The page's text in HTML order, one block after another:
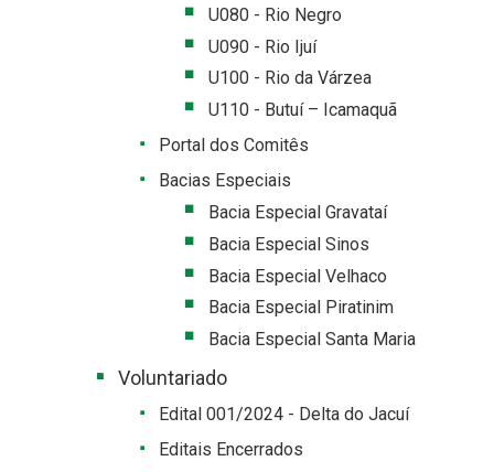
U080 - Rio Negro
U090 - Rio Ijuí
U100 - Rio da Várzea
U110 - Butuí – Icamaquã
Portal dos Comitês
Bacias Especiais
Bacia Especial Gravataí
Bacia Especial Sinos
Bacia Especial Velhaco
Bacia Especial Piratinim
Bacia Especial Santa Maria
Voluntariado
Edital 001/2024 - Delta do Jacuí
Editais Encerrados